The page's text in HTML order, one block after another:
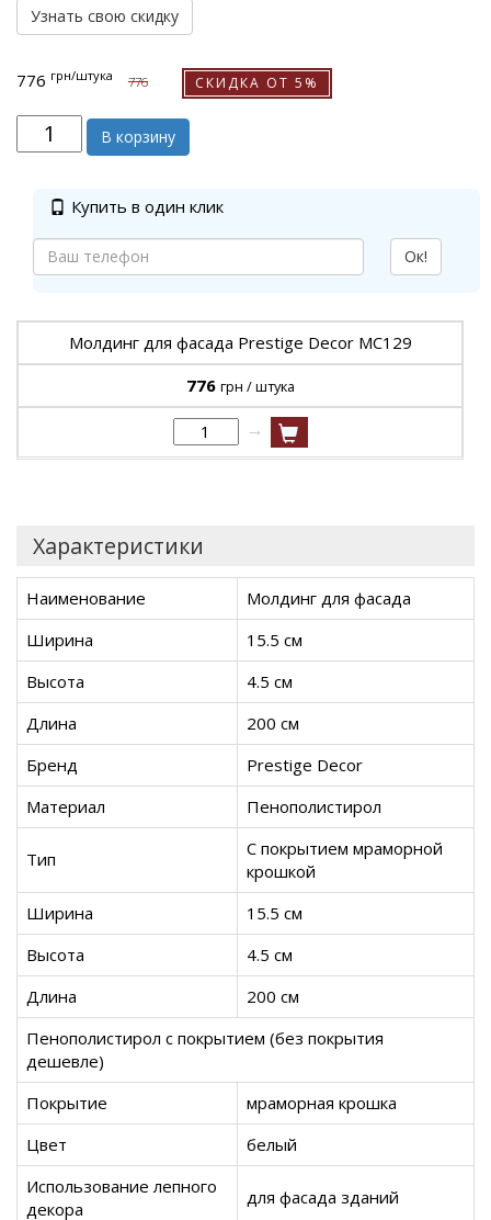
Узнать свою скидку
776 грн/штука 776 СКИДКА ОТ 5%
В корзину
Купить в один клик
Ок!
Молдинг для фасада Prestige Decor MC129
776 грн / штука
→
Характеристики
Наименование
Молдинг для фасада
Ширина
15.5 см
Высота
4.5 см
Длина
200 см
Бренд
Prestige Decor
Материал
Пенополистирол
Тип
С покрытием мраморной
крошкой
Ширина
15.5 см
Высота
4.5 см
Длина
200 см
Пенополистирол с покрытием (без покрытия
дешевле)
Покрытие
мраморная крошка
Цвет
белый
Использование лепного
декора
для фасада зданий